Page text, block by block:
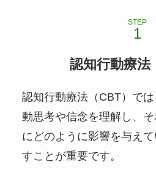
STEP
認知行動療法
認知行動療法（CBT）で
動思考や信念を理解し、
にどのように影響を与え
すことが重要です。